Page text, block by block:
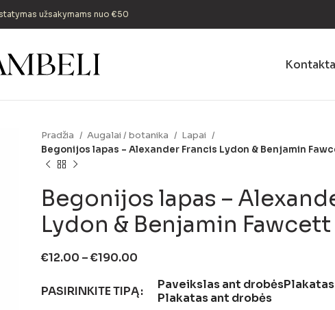
užsakymams nuo €50
Pradžia Augalai / botanika
Lapai
Begonijos lapas – Alexander Francis Lydon & Benjamin
Begonijos lapas –
Lydon & Benjamin Fawcett
€12.00 –€190.00
PASIRINKITE TIPĄ Paveikslas ant drobės
Plakatas ant drobės